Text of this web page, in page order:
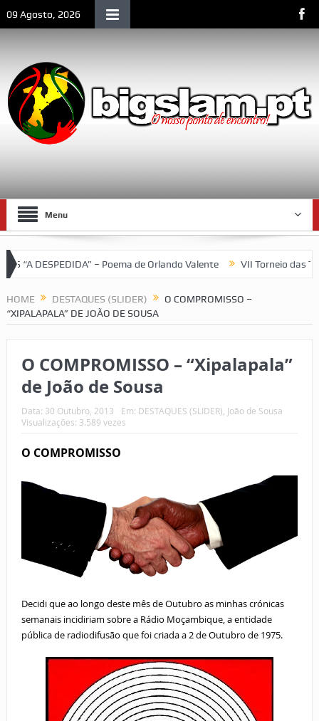
09 Agosto, 2026
Menu
– Poema de Orlando Valente VII Torneio das Traseiras
HOME DESTAQUES (SLIDER)
O COMPROMISSO –
“XIPALAPALA” DE JOÃO DE SOUSA
O COMPROMISSO – “Xipalapala”
de João de Sousa
Data: 30 Outubro, 2013 Em: DESTAQUES (SLIDER) João de Sousa
Visualizações: 3.589 vezes
O COMPROMISSO
Decidi que ao longo deste mês de Outubro as minhas crónicas
semanais incidiriam sobre a Rádio Moçambique, a entidade
pública de radiodifusão que foi criada a 2 de Outubro de 1975.